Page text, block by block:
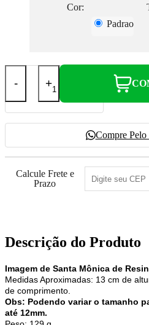
Cor:
Padrao
- +
Compre
Calcule Frete e
Prazo
Descrição do Produto
Imagem de Santa Mônica de
Medidas Aproximadas: 13 cm de
de comprimento.
Obs: Podendo variar o tamanho
até 12mm.